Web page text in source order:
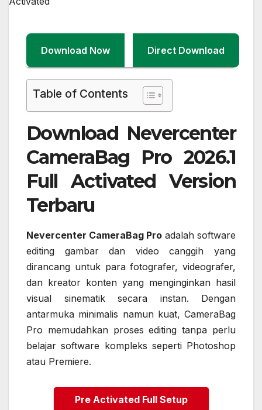
Download Now Direct Download
Table of Contents
Download Nevercenter
CameraBag Pro 2026.1
Full Activated Version
Terbaru
Nevercenter CameraBag Pro adalah software
editing gambar dan video canggih yang
dirancang untuk para fotografer, videografer,
dan kreator konten yang menginginkan hasil
visual sinematik secara instan. Dengan
antarmuka minimalis namun kuat, CameraBag
Pro memudahkan proses editing tanpa perlu
belajar software kompleks seperti Photoshop
atau Premiere.
Pre Activated Full Setup